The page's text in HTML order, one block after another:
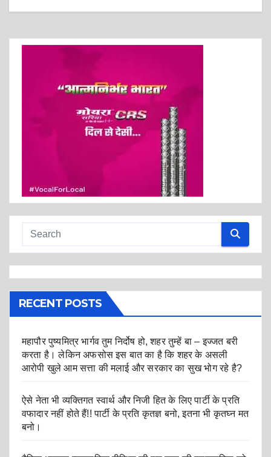
RECENT POSTS
महापौर पुष्यमित्र भार्गव तुम निर्दोष हो, शहर तुम्हें बा – इज्जत बरी
करता है। लेकिन अफसोस इस बात का है कि शहर के असली
आरोपी खुले आम सत्ता की मलाई और सरकार का सुख भोग रहे है?
ऐसे नेता भी व्यक्तिगत स्वार्थ और निजी हित के लिए पार्टी के प्रति
वफादार नहीं होते हैं!! पार्टी के प्रति कृतज्ञ बनो, इतना भी कृतघ्न मत
बनो।